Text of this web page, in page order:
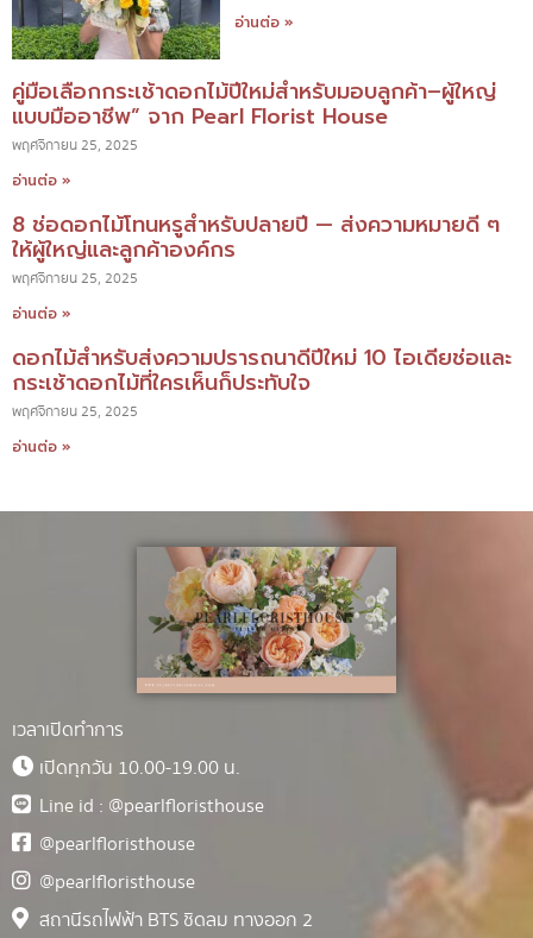
อ่านต่อ »
คู่มือเลือกกระเช้าดอกไม้ปีใหม่สำหรับมอบลูกค้า–ผู้ใหญ่
แบบมืออาชีพ” จาก Pearl Florist House
พฤศจิกายน 25, 2025
อ่านต่อ »
8 ช่อดอกไม้โทนหรูสำหรับปลายปี — ส่งความหมายดี ๆ
ให้ผู้ใหญ่และลูกค้าองค์กร
พฤศจิกายน 25, 2025
อ่านต่อ »
ดอกไม้สำหรับส่งความปรารถนาดีปีใหม่ 10 ไอเดียช่อและ
กระเช้าดอกไม้ที่ใครเห็นก็ประทับใจ
พฤศจิกายน 25, 2025
อ่านต่อ »
เวลาเปิดทำการ
เปิดทุกวัน 10.00-19.00 น.
Line id : @pearlfloristhouse
@pearlfloristhouse
@pearlfloristhouse
สถานีรถไฟฟ้า BTS ชิดลม ทางออก 2